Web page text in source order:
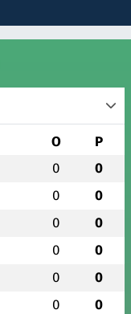
O P
0 0
0 0
0 0
0 0
0 0
0 0